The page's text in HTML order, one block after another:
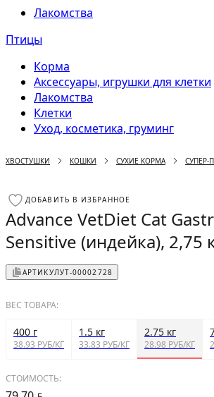
Лакомства
Птицы
Корма
Аксессуары, игрушки для клетки
Лакомства
Клетки
Уход, косметика, груминг
ХВОСТУШКИ КОШКИ СУХИЕ КОРМА СУПЕР-
ДОБАВИТЬ В ИЗБРАННОЕ
Advance VetDiet Cat
Sensitive (индейка), 2,75
АРТИКУЛУТ-00002728
ВЕС ТОВАРА:
400 г
38.93 РУБ/КГ
1.5 кг
33.83 РУБ/КГ
2.75 кг
28.98 РУБ/КГ
СТОИМОСТЬ: